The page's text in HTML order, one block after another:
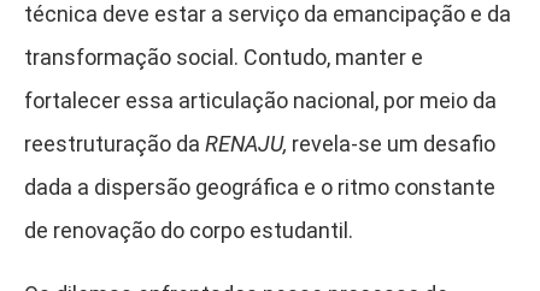
técnica deve estar a serviço da emancipação e da
transformação social. Contudo, manter e
fortalecer essa articulação nacional, por meio da
reestruturação da RENAJU, revela-se um desafio
dada a dispersão geográfica e o ritmo constante
de renovação do corpo estudantil.